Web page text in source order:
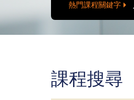
熱門課程關鍵字
課程搜尋